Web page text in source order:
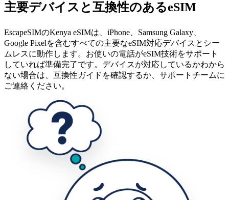
主要デバイスと互換性のあるeSIM
EscapeSIMのKenya eSIMは、iPhone、Samsung Galaxy、
Google Pixelを含むすべての主要なeSIM対応デバイスとシー
ムレスに動作します。お使いの電話がeSIM技術をサポート
していれば準備完了です。デバイスが対応しているかわから
ない場合は、互換性ガイドを確認するか、サポートチームに
ご連絡ください。